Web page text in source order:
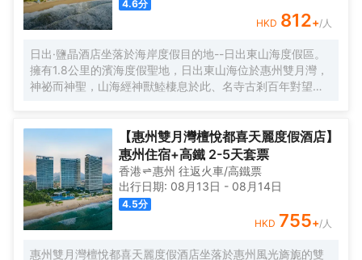
北美洲、中國大陸等地。 一千零一夜”童夢奇緣，圓夢君廷！
酒店擁有各類豪華海景客房一千餘間套，擁有海上倶樂部、
無邊際泳池、室內外温泉泡池、大型多功能廳、智能會議
室、特色中西餐廳、親子樂園、KTV、棋牌室等綜合遊樂配
套設施。酒店根植於本土文化，營造着“原生、低奢、悅然”的
獨特時空體驗和愉悅生活方式,讓客人盡享度假新概念。
4.6分
HKD 812+/人
日出·鹽晶酒店坐落於海岸度假目的地--日出東山海度假區。
擁有1.8公里的濱海度假聖地，日出東山海位於惠州雙月灣，
神祕而神聖，山海經神獸鯥棲息於此、名寺古剎百年對望、
感，並在日出·鹽晶酒店的室內空間中加以演繹。人間百味，
因鹽聚人。鹽的析出、結晶、聚合，以鹽為緣，貫徹始終。
由“鹽晶”引申出來的不規則圖形，地面、燈飾、鏡子和室內各
種裝飾圖形等，均別具匠心。白色多面體的“鹽”狀吊燈，牆壁
設計成高空俯瞰平鋪鹽田狀，隨處可見的鹽晶狀物件，窗外
藍色的大海，柔和的灰褐土地色澤等，交織在由木石材料構
成的空間中。 房間面積42㎡起，擁有獨立陽台，每間房均可
欣賞優美的海景、度假區全景，為滿足住店客人不同需求，
【惠州雙月灣檀悅都喜天麗度假酒店】
惠州住宿+高鐵 2-5天套票
香港 惠州 往返火車/高鐵票
出行日期: 08月13日 - 08月14日
4.5分
HKD 755+/人
惠州雙月灣檀悅都喜天麗度假酒店坐落於惠州風光旖旎的雙